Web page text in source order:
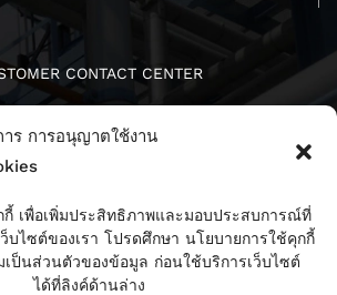
าร การอนุญาตใช้งาน
กี้ เพื่อเพิ่มประสิทธิภาพและมอบประสบการณ์ที่
บไซต์ของเรา โปรดศึกษา นโยบายการใช้คุกกี้
ป็นส่วนตัวของข้อมูล ก่อนใช้บริการเว็บไซต์
ได้ที่ลิงค์ด้านล่าง
CONTACT CENTER
ติดตามเรา